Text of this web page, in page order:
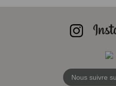
Nous suivre